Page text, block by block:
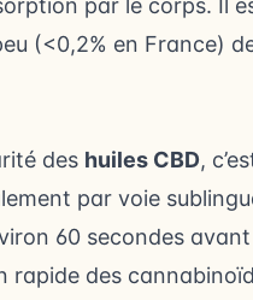
par le corps. Il
(<0,2% en France)
des huiles CBD,
par voie
60 secondes avant
des